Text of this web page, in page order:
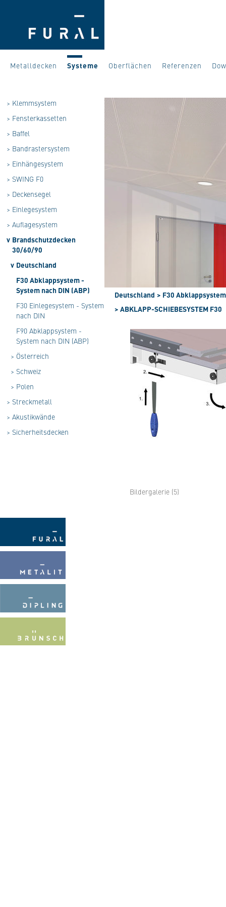
Metalldecken Systeme Oberflächen Referenzen
> Klemmsystem
> Fensterkassetten
> Baffel
> Bandrastersystem
> Einhängesystem
> SWING F0
> Deckensegel
> Einlegesystem
> Auflagesystem
v Brandschutzdecken
30/60/90
v Deutschland
F30 Abklappsystem -
System nach DIN (ABP)
F30 Einlegesystem - System
nach DIN
F90 Abklappsystem -
System nach DIN (ABP)
> Österreich
> Schweiz
> Polen
> Streckmetall
> Akustikwände
> Sicherheitsdecken
Deutschland > F30
> ABKLAPP-SCHIEBESYSTEM F30
Bildergalerie (5)